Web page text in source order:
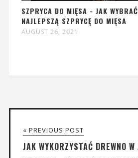
SZPRYCA DO MIĘSA - JAK
NAJLEPSZĄ SZPRYCĘ DO MIĘSA
AUGUST 26, 2021
« PREVIOUS POST
JAK WYKORZYSTAĆ DREWNO